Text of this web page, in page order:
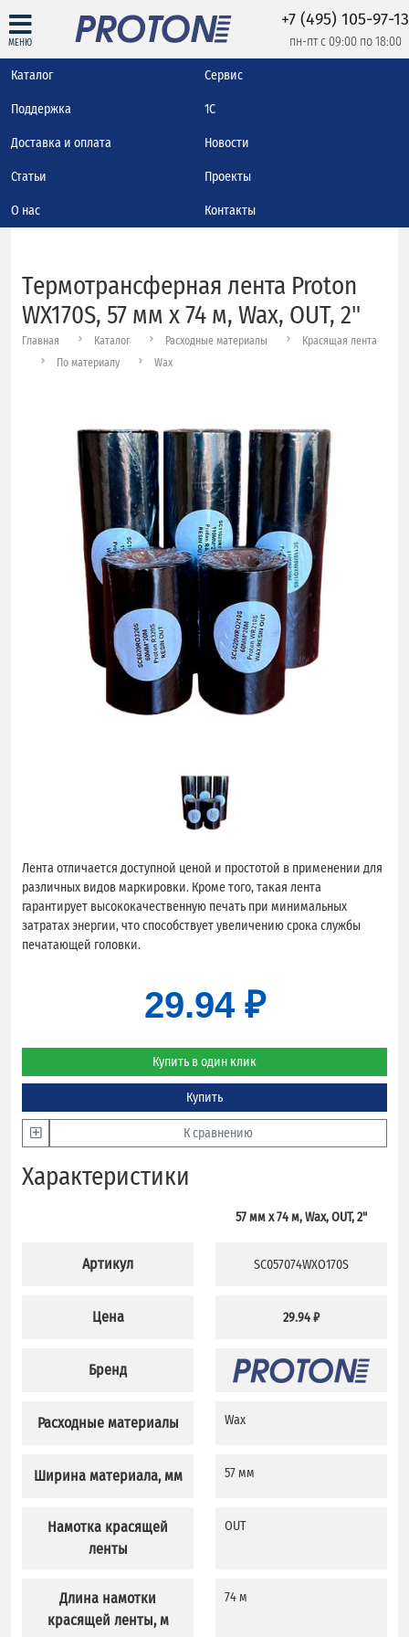
МЕНЮ
+7 (495) 105-97-13
пн-пт с 09:00 по 18:00
Каталог Сервис
Поддержка 1С
Доставка и оплата Новости
Статьи Проекты
О нас Контакты
Термотрансферная лента Proton
WX170S, 57 мм х 74 м, Wax, OUT, 2"
Главная Каталог Расходные материалы
Красящая лента
По материалу
Wax
Лента отличается доступной ценой и простотой в применении для
различных видов маркировки. Кроме того, такая лента
гарантирует высококачественную печать при минимальных
затратах энергии, что способствует увеличению срока службы
печатающей головки.
29.94 ₽
Купить в один клик
Купить
К сравнению
Характеристики
Артикул
Цена
Бренд
Расходные материалы
Ширина материала, мм
Намотка красящей
ленты
Длина намотки
красящей ленты, м
57 мм х 74 м, Wax, OUT, 2"
SC057074WXO170S
29.94 ₽
Wax
57 мм
OUT
74 м